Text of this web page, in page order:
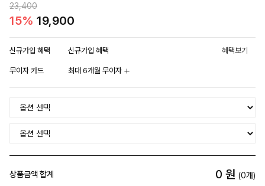
23,400
15% 19,900
신규가입 혜택 신규가입 혜택 혜택보기
무이자 카드 최대 6개월 무이자
상품금액 합계 0 원 (0개)